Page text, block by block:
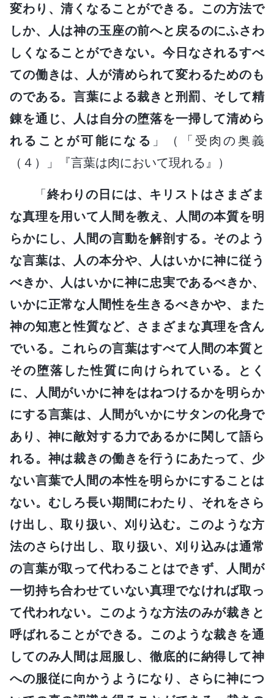
変わり、清くなることができる。この方法で
しか、人は神の玉座の前へと戻るのにふさわ
しくなることができない。今日なされるすべ
ての働きは、人が清められて変わるためのも
のである。言葉による裁きと刑罰、そして精
錬を通じ、人は自分の堕落を一掃して清めら
れることが可能になる 」（「受肉の奥義
（４）」『言葉は肉において現れる』）
「終わりの日には、キリストはさまざま
な真理を用いて人間を教え、人間の本質を明
らかにし、人間の言動を解剖する。そのよう
な言葉は、人の本分や、人はいかに神に従う
べきか、人はいかに神に忠実であるべきか、
いかに正常な人間性を生きるべきかや、また
神の知恵と性質など、さまざまな真理を含ん
でいる。これらの言葉はすべて人間の本質と
その堕落した性質に向けられている。とく
に、人間がいかに神をはねつけるかを明らか
にする言葉は、人間がいかにサタンの化身で
あり、神に敵対する力であるかに関して語ら
れる。神は裁きの働きを行うにあたって、少
ない言葉で人間の本性を明らかにすることは
ない。むしろ長い期間にわたり、それをさら
け出し、取り扱い、刈り込む。このような方
法のさらけ出し、取り扱い、刈り込みは通常
の言葉が取って代わることはできず、人間が
一切持ち合わせていない真理でなければ取っ
て代われない。このような方法のみが裁きと
呼ばれることができる。このような裁きを通
してのみ人間は屈服し、徹底的に納得して神
への服従に向かうようになり、さらに神につ